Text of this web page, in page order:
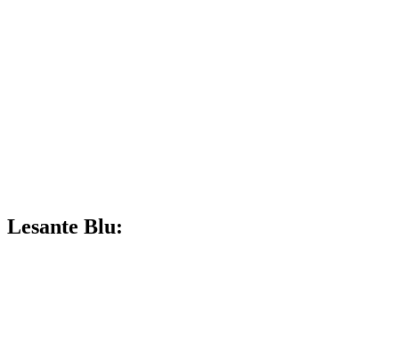
Lesante Blu: